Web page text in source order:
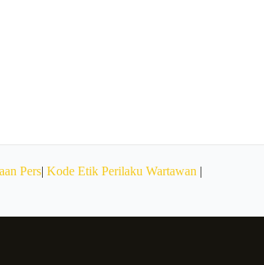
Pers| Kode Etik Perilaku Wartawan |